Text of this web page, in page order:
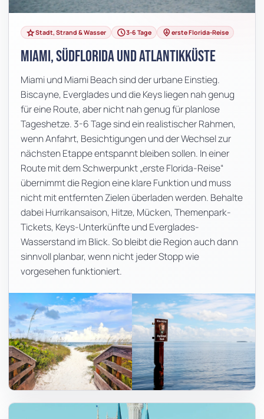
gradeStadt, Strand & Wasser schedule3-6 Tage person_pin_circleerste Florida-Reise
Miami, Südflorida und Atlantikküste
Miami und Miami Beach sind der urbane Einstieg.
Biscayne, Everglades und die Keys liegen nah genug
für eine Route, aber nicht nah genug für planlose
Tageshetze. 3-6 Tage sind ein realistischer Rahmen,
wenn Anfahrt, Besichtigungen und der Wechsel zur
nächsten Etappe entspannt bleiben sollen. In einer
Route mit dem Schwerpunkt „erste Florida-Reise“
übernimmt die Region eine klare Funktion und muss
nicht mit entfernten Zielen überladen werden. Behalte
dabei Hurrikansaison, Hitze, Mücken, Themenpark-
Tickets, Keys-Unterkünfte und Everglades-
Wasserstand im Blick. So bleibt die Region auch dann
sinnvoll planbar, wenn nicht jeder Stopp wie
vorgesehen funktioniert.